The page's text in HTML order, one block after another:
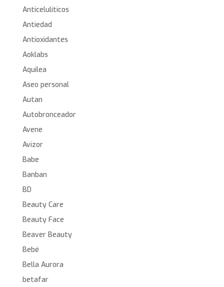
Anticelulíticos
Antiedad
Antioxidantes
Aoklabs
Aquilea
Aseo personal
Autan
Autobronceador
Avene
Avizor
Babe
Banban
BD
Beauty Care
Beauty Face
Beaver Beauty
Bebé
Bella Aurora
betafar